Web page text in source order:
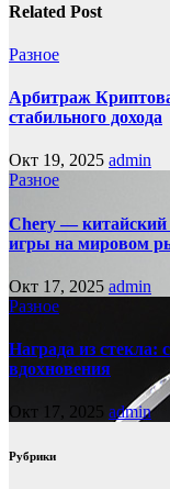
Related Post
Разное
Арбитраж
стабильного дохода
Окт 19, 2025 admin
Разное
Chery — китайский
игры на мировом
Окт 17, 2025 admin
Разное
Награда из стекла:
вдохновения
Окт 17, 2025 admin
Рубрики